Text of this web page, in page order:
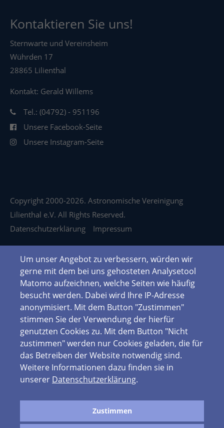
Kontaktieren Sie uns!
Sternwarte und Vereinsheim
Wührden 17
28865 Lilienthal
Kontakt: Gerald Willems
Tel.: (04792) - 951196
Unsere Facebook-Seite
Unsere Instagram-Seite
Copyright 2000-2026. Astronomische Vereinigung
Lilienthal e.V. All Rights Reserved.
Datenschutzerklärung
Impressum
Um unser Angebot zu verbessern, würden wir
gerne mit dem bei uns gehosteten Analysetool
Matomo aufzeichnen, welche Seiten wie häufig
besucht werden. Dabei wird Ihre IP-Adresse
anonymisiert. Mit dem Button "Zustimmen"
stimmen Sie der Verwendung der hierfür
genutzten Cookies zu. Mit dem Button "Nicht
zustimmen" werden nur Cookies geladen, die für
das Betreiben der Website notwendig sind.
Weitere Informationen dazu finden sie in
unserer Datenschutzerklärung.
Zustimmen